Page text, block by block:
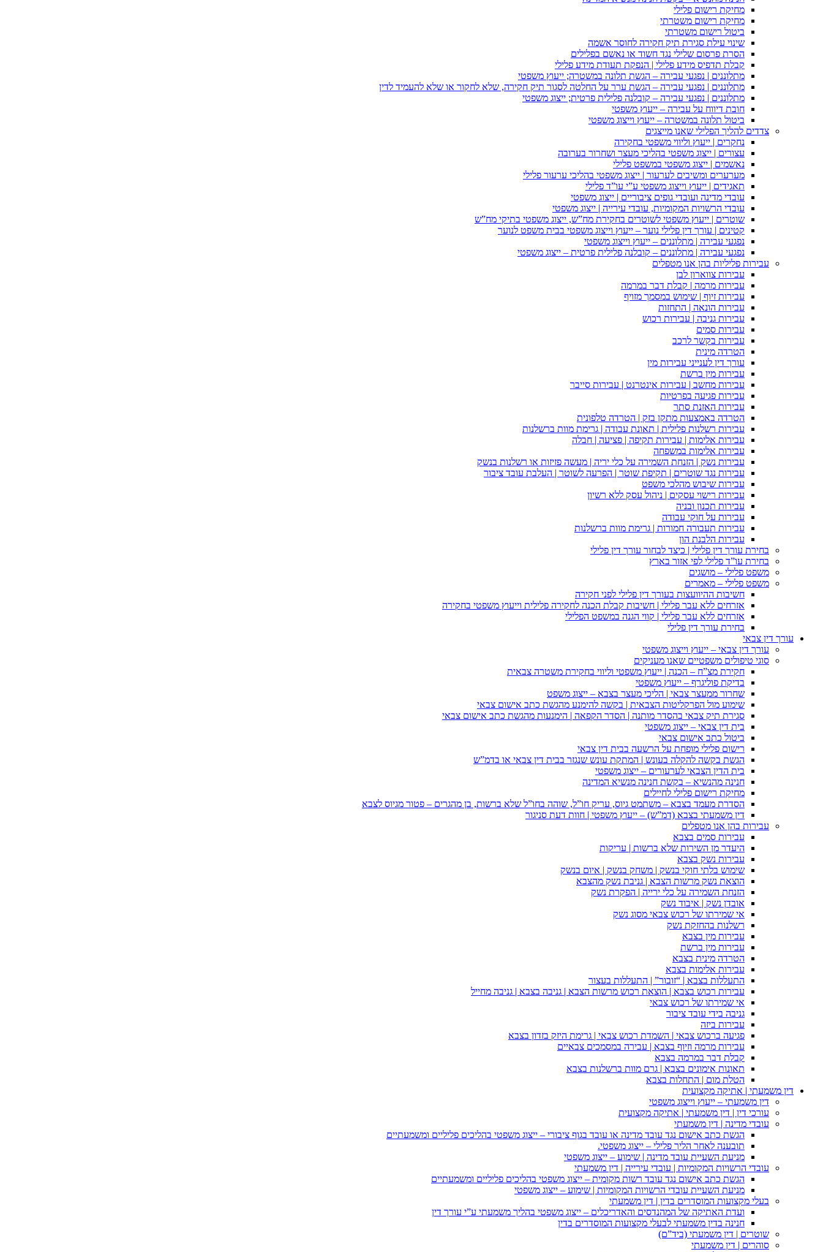
מחיקת רישום פלילי
מחיקת רישום משטרתי
ביטול רישום משטרתי
שינוי עילת סגירת תיק חקירה לחוסר אשמה
הסרת פרסום שלילי נגד חשוד או נאשם בפלילים
קבלת תדפיס מידע פלילי | הנפקת תעודת מידע פלילי
מתלוננים | נפגעי עבירה – הגשת תלונה במשטרה; ייעוץ משפטי
מתלוננים | נפגעי עבירה – הגשת ערר על החלטה לסגור תיק חקירה, שלא לחקור או שלא להעמיד לדין
מתלוננים | נפגעי עבירה – קובלנה פלילית פרטית; ייצוג משפטי
חובת דיווח על עבירה – ייעוץ משפטי
ביטול תלונה במשטרה – ייעוץ וייצוג משפטי
צדדים להליך הפלילי שאנו מייצגים
נחקרים | ייעוץ וליווי משפטי בחקירה
עצורים | ייצוג משפטי בהליכי מעצר ושחרור בערובה
נאשמים | ייצוג משפטי במשפט פלילי
מערערים ומשיבים לערעור | ייצוג משפטי בהליכי ערעור פלילי
תאגידים | ייעוץ וייצוג משפטי ע”י עו”ד פלילי
עובדי מדינה ועובדי גופים ציבוריים | ייצוג משפטי
עובדי הרשויות המקומיות, עובדי עירייה | ייצוג משפטי
שוטרים | ייעוץ משפטי לשוטרים בחקירת מח”ש, ייצוג משפטי בתיקי מח”ש
קטינים | עורך דין פלילי נוער – ייעוץ וייצוג משפטי בבית משפט לנוער
נפגעי עבירה | מתלוננים – ייעוץ וייצוג משפטי
נפגעי עבירה | מתלוננים – קובלנה פלילית פרטית – ייצוג משפטי
עבירות פליליות בהן אנו מטפלים
עבירות צווארון לבן
עבירות מרמה | קבלת דבר במרמה
עבירות זיוף | שימוש במסמך מזויף
עבירות הונאה | התחזות
עבירות גניבה | עבירות רכוש
עבירות סמים
עבירות בקשר לרכב
הטרדה מינית
עורך דין לענייני עבירות מין
עבירות מין ברשת
עבירות מחשב | עבירות אינטרנט | עבירות סייבר
עבירות פגיעה בפרטיות
עבירות האזנת סתר
הטרדה באמצעות מתקן בזק | הטרדה טלפונית
עבירות רשלנות פלילית | תאונת עבודה | גרימת מוות ברשלנות
עבירות אלימות | עבירות תקיפה | פציעה | חבלה
עבירות אלימות במשפחה
עבירות נשק | הזנחת השמירה על כלי יריה | מעשה פזיזות או רשלנות בנשק
עבירות נגד שוטרים | תקיפת שוטר | הפרעה לשוטר | העלבת עובד ציבור
עבירות שיבוש מהלכי משפט
עבירות רישוי עסקים | ניהול עסק ללא רשיון
עבירות תכנון ובניה
עבירות על חוקי עבודה
עבירות תעבורה חמורות | גרימת מוות ברשלנות
עבירות הלבנת הון
בחירת עורך דין פלילי | כיצד לבחור עורך דין פלילי
בחירת עו”ד פלילי לפי אזור בארץ
משפט פלילי – מושגים
משפט פלילי – מאמרים
חשיבות ההיוועצות בעורך דין פלילי לפני חקירה
אזרחים ללא עבר פלילי | חשיבות קבלת הכנה לחקירה פלילית וייעוץ משפטי בחקירה
אזרחים ללא עבר פלילי | קווי הגנה במשפט הפלילי
בחירת עורך דין פלילי
עורך דין צבאי
עורך דין צבאי – ייעוץ וייצוג משפטי
סוגי טיפולים משפטיים שאנו מעניקים
חקירת מצ”ח – הכנה | ייעוץ משפטי וליווי בחקירת משטרה צבאית
בדיקת פוליגרף – ייעוץ משפטי
שחרור ממעצר צבאי | הליכי מעצר בצבא – ייצוג משפט
שימוע מול הפרקליטות הצבאית | בקשה להימנע מהגשת כתב אישום צבאי
סגירת תיק צבאי בהסדר מותנה | הסדר הקפאה | הימנעות מהגשת כתב אישום צבאי
בית דין צבאי – ייצוג משפטי
ביטול כתב אישום צבאי
רישום פלילי מופחת על הרשעה בבית דין צבאי
הגשת בקשה להקלה בעונש | המתקת עונש שנגזר בבית דין צבאי או בדמ”ש
בית הדין הצבאי לערעורים – ייצוג משפטי
חנינה מהנשיא – בקשת חנינה מנשיא המדינה
מחיקת רישום פלילי לחיילים
הסדרת מעמד בצבא – משתמט גיוס, עריק חו”ל, שוהה בחו”ל שלא ברשות, בן מהגרים – פטור מגיוס לצבא
דין משמעתי בצבא (דמ”ש) – ייעוץ משפטי | חוות דעת סניגור
עבירות בהן אנו מטפלים
עבירות סמים בצבא
היעדר מן השירות שלא ברשות | עריקות
עבירות נשק בצבא
שימוש בלתי חוקי בנשק | משחק בנשק | איום בנשק
הוצאת נשק מרשות הצבא | גניבת נשק מהצבא
הזנחת השמירה על כלי ירייה | הפקרת נשק
אובדן נשק | איבוד נשק
אי שמירתו של רכוש צבאי מסוג נשק
רשלנות בהחזקת נשק
עבירות מין בצבא
עבירות מין ברשת
הטרדה מינית בצבא
עבירות אלימות בצבא
התעללות בצבא | “זובור” | התעללות בעצור
עבירות רכוש בצבא | הוצאת רכוש מרשות הצבא | גניבה בצבא | גניבה מחייל
אי שמירתו של רכוש צבאי
גניבה בידי עובד ציבור
עבירות ביזה
פגיעה ברכוש צבאי | השמדת רכוש צבאי | גרימת היזק בזדון בצבא
עבירות מרמה וזיוף בצבא | עבירה במסמכים צבאיים
קבלת דבר במרמה בצבא
תאונות אימונים בצבא | גרם מוות ברשלנות בצבא
הטלת מום | התחלות בצבא
דין משמעתי | אתיקה מקצועית
דין משמעתי – ייעוץ וייצוג משפטי
עורכי דין | דין משמעתי | אתיקה מקצועית
עובדי מדינה | דין משמעתי
הגשת כתב אישום נגד עובד מדינה או עובד בגוף ציבורי – ייצוג משפטי בהליכים פליליים ומשמעתיים
תובענה לאחר הליך פלילי – ייצוג משפטי.
מניעת השעיית עובד מדינה | שימוע – ייצוג משפטי
עובדי הרשויות המקומיות | עובדי עירייה | דין משמעתי
הגשת כתב אישום נגד עובד רשות מקומית – ייצוג משפטי בהליכים פליליים ומשמעתיים
מניעת השעיית עובדי הרשויות המקומיות | שימוע – ייצוג משפטי
בעלי מקצועות המוסדרים בדין | דין משמעתי
ועדת האתיקה של המהנדסים והאדריכלים – ייצוג משפטי בהליך משמעתי ע”י עורך דין
חנינה בדין משמעתי לבעלי מקצועות המוסדרים בדין
שוטרים | דין משמעתי (ביד”ם)
סוהרים | דין משמעתי